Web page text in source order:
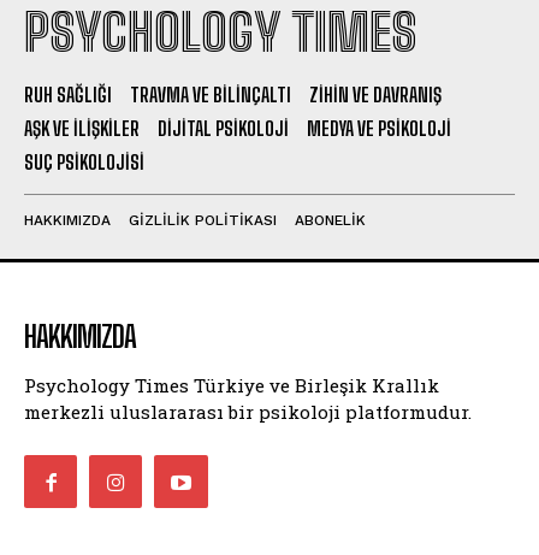
PSYCHOLOGY TIMES
RUH SAĞLIĞI TRAVMA VE BILINÇALTI
ZIHIN VE DAVRANIŞ
AŞK VE İLIŞKILER
DIJITAL PSIKOLOJI
MEDYA VE PSIKOLOJI
SUÇ PSIKOLOJISI
HAKKIMIZDA GIZLILIK POLITIKASI ABONELIK
HAKKIMIZDA
Psychology Times Türkiye ve Birleşik Krallık
merkezli uluslararası bir psikoloji platformudur.